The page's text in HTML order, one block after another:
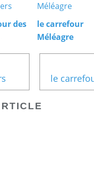
des
le carrefour
Méléagre
le